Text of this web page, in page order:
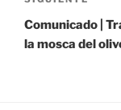
entrada
Comunicado |
la mosca del